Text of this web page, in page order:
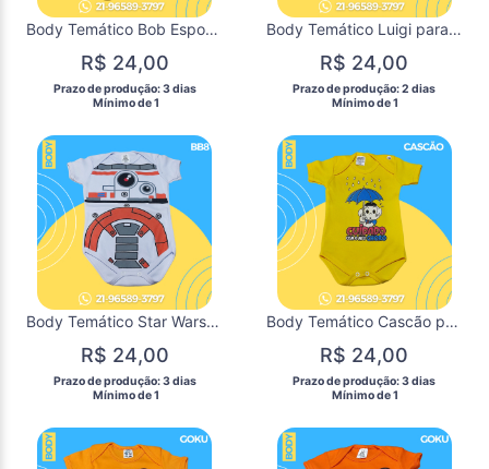
Body Temático Bob Esponja para Mêsversário de Bebês / DISPONÍVEL P
R$ 24,00
Prazo de produção: 3 dias
  Mínimo de 1
Body Temático Luigi para Mêsversário de Bebês disponivel P M G
R$ 24,00
Prazo de produção: 2 dias
  Mínimo de 1
Body Temático Star Wars para Mêsversário de Bebês / DISPONÍVEL GG
R$ 24,00
Prazo de produção: 3 dias
  Mínimo de 1
Body Temático Cascão para Mêsversário de Bebês / DISPONÍVEL M e G
R$ 24,00
Prazo de produção: 3 dias
  Mínimo de 1